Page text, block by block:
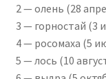
2 — олень (28
3 — горностай (3
4 — росомаха (5
5 — лось (10